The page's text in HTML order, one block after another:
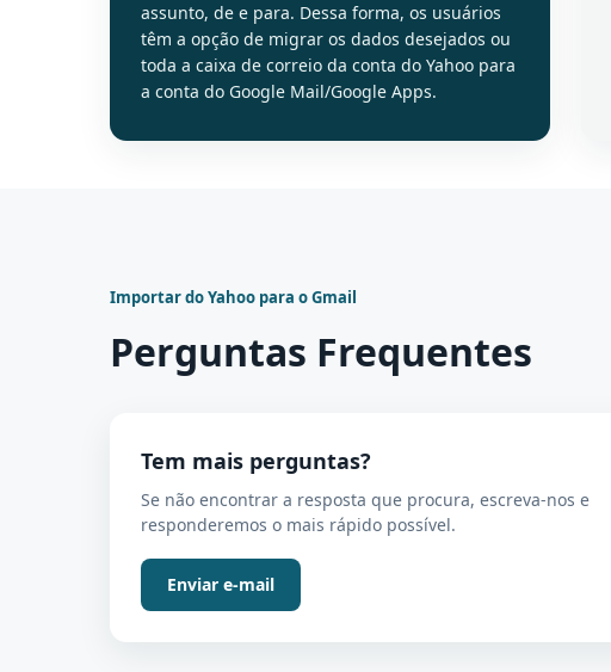
assunto, de e para. Dessa forma, os usuários
têm a opção de migrar os dados desejados ou
toda a caixa de correio da conta do Yahoo para
a conta do Google Mail/Google Apps.
Importar do Yahoo para o Gmail
Perguntas Frequentes
Tem mais perguntas?
Se não encontrar a resposta que procura, escreva-nos e
responderemos o mais rápido possível.
Enviar e-mail